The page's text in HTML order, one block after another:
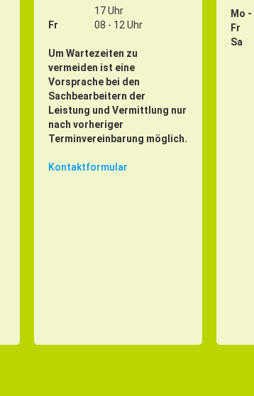
17 Uhr
Fr
08 - 12 Uhr
Um Wartezeiten zu
vermeiden ist eine
Vorsprache bei den
Sachbearbeitern der
Leistung und Vermittlung nur
nach vorheriger
Terminvereinbarung möglich.
Kontaktformular
Mo -
Fr
Sa